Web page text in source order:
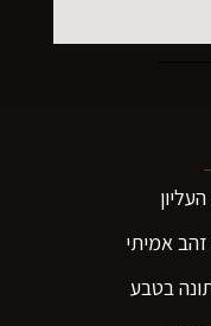
אמיתי
בטבע